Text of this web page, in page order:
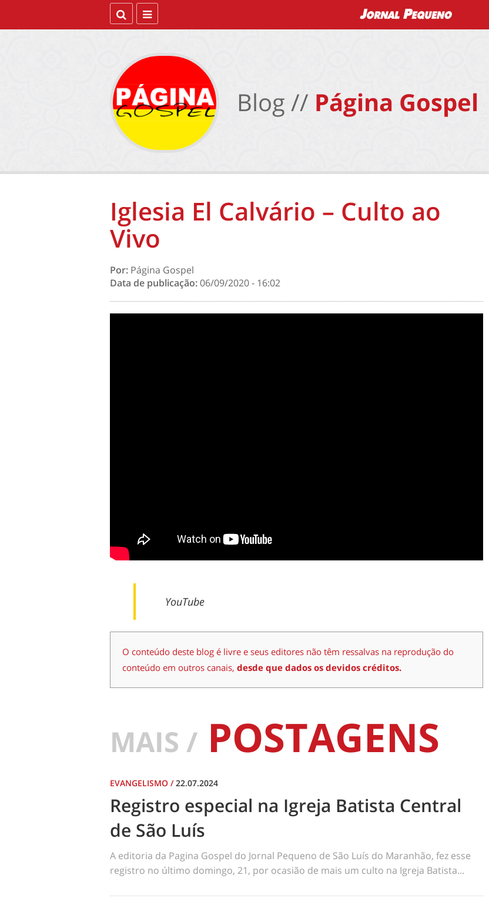
Blog // Página Gospel
Iglesia El Calvário – Culto ao
Vivo
Por: Página Gospel
Data de publicação:06/09/2020 - 16:02
YouTube
O conteúdo deste blog é livre e seus editores não têm ressalvas na reprodução do
conteúdo em outros canais, desde que dados os devidos créditos.
MAIS / POSTAGENS
EVANGELISMO /22.07.2024
Registro especial na Igreja Batista Central
de São Luís
A editoria da Pagina Gospel do Jornal Pequeno de São Luís do Maranhão, fez esse
registro no último domingo, 21, por ocasião de mais um culto na Igreja Batista...